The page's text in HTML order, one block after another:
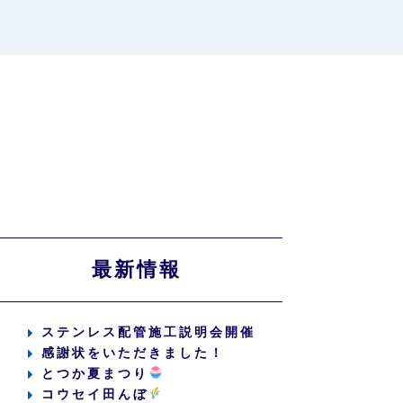
最新情報
ステンレス配管施工説明会開催
感謝状をいただきました！
とつか夏まつり
コウセイ田んぼ